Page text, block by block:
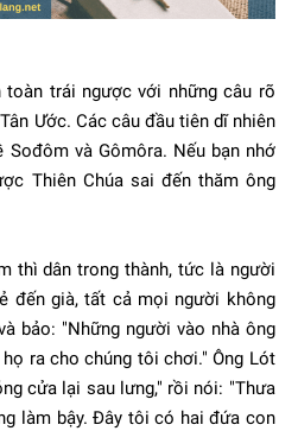
toàn trái ngược với những câu rõ
Ước. Các câu đầu tiên dĩ nhiên
Sođôm và Gômôra. Nếu bạn nhớ
Thiên Chúa sai đến thăm ông
thì dân trong thành, tức là người
đến già, tất cả mọi người không
bảo: "Những người vào nhà ông
ra cho chúng tôi chơi." Ông Lót
cửa lại sau lưng," rồi nói: "Thưa
làm bậy. Đây tôi có hai đứa con